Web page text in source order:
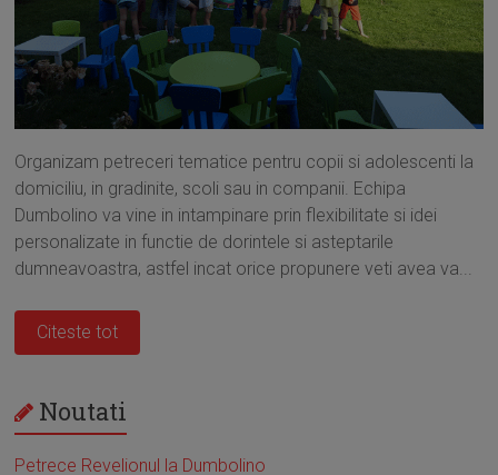
Organizam petreceri tematice pentru copii si adolescenti la
domiciliu, in gradinite, scoli sau in companii. Echipa
Dumbolino va vine in intampinare prin flexibilitate si idei
personalizate in functie de dorintele si asteptarile
dumneavoastra, astfel incat orice propunere veti avea va...
Citeste tot
Noutati
Petrece Revelionul la Dumbolino